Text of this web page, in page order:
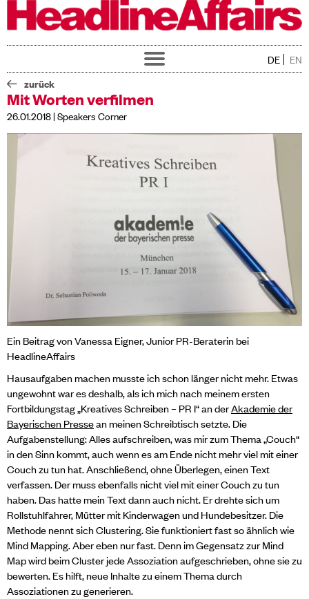
Toggle
navigation
Über uns
Training
News
Jobs
DE
EN
zurück
Mit Worten verfilmen
26.01.2018 | Speakers Corner
Ein Beitrag von Vanessa Eigner, Junior PR-Beraterin bei
HeadlineAffairs
Hausaufgaben machen musste ich schon länger nicht mehr. Etwas
ungewohnt war es deshalb, als ich mich nach meinem ersten
Fortbildungstag „Kreatives Schreiben – PR I“ an derAkademie der
Bayerischen Pressean meinen Schreibtisch setzte. Die
Aufgabenstellung: Alles aufschreiben, was mir zum Thema „Couch“
in den Sinn kommt, auch wenn es am Ende nicht mehr viel mit einer
Couch zu tun hat. Anschließend, ohne Überlegen, einen Text
verfassen. Der muss ebenfalls nicht viel mit einer Couch zu tun
haben. Das hatte mein Text dann auch nicht. Er drehte sich um
Rollstuhlfahrer, Mütter mit Kinderwagen und Hundebesitzer. Die
Methode nennt sich Clustering. Sie funktioniert fast so ähnlich wie
Mind Mapping. Aber eben nur fast. Denn im Gegensatz zur Mind
Map wird beim Cluster jede Assoziation aufgeschrieben, ohne sie zu
bewerten. Es hilft, neue Inhalte zu einem Thema durch
Assoziationen zu generieren.